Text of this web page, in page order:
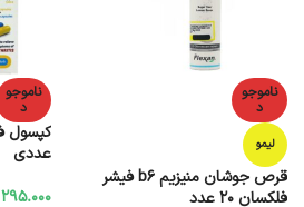
ناموجو
د
لیمو
قرص جوشان منیزیم b6 فیشر
فلکسان 20 عدد
ناموجو
د
عددی
295.000